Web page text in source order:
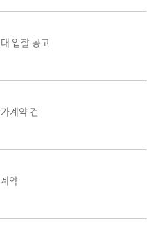
입찰 공고
계약 건
약